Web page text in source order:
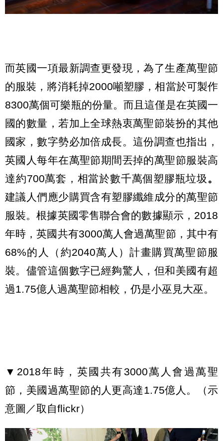
而英國一項最新調查更發現，為了生產萬聖節
的服裝，將消耗掉2000噸塑膠，相當於可製作
8300萬個可樂瓶的份量。而且這僅是在英國一
國的數量，若加上全球熱衷萬聖節裝扮的其他
國家，數字勢必加倍成長。這份調查也指出，
英國人每年在萬聖節期間丟掉的萬聖節服裝高
達約700萬套，相當於數千萬個塑膠瓶垃圾 。
建議人們應少購買含有塑膠纖維成分的萬聖節
服裝。根據英國零售聯合會的數據顯示，2018
年時，英國共有3000萬人會過萬聖節，其中有
68%的人（約2040萬人）計畫購買萬聖節服
裝。儘管這個數字已經夠驚人，但和美國有超
過1.75億人過萬聖節相較，仍是小巫見大巫。
▼2018年時，英國共有3000萬人會過萬聖
節，美國過萬聖節的人更高達1.75億人。（示
意圖／取自flickr）